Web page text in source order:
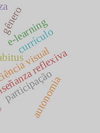
visual
e-learning
reflexiva
participação
autonomia
currículo